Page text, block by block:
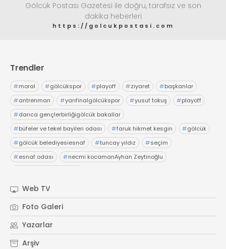
Gölcük Postası Gazetesi ile doğru, tarafsız ve son
dakika heberleri
https://golcukpostasi.com
Trendler
#moral #gölcükspor #playoff #ziyaret #başkanlar
#antrenman #yarıfinalgölcükspor #yusuf tokuş #playoff
#darıca gençlerbirliğigölcük bakallar
#büfeler ve tekel bayileri odası #faruk hikmet kesgin #gölcük
#gölcük belediyesiesnaf #tuncay yıldız #seçim
#esnaf odası #necmi kocamanAyhan Zeytinoğlu
Web TV
Foto Galeri
Yazarlar
Arşiv